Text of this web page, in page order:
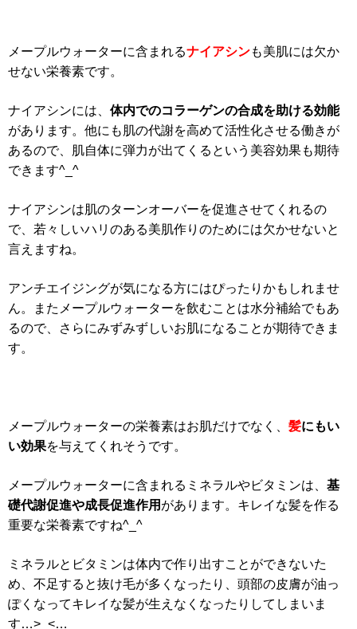
メープルウォーターに含まれるナイアシンも美肌には欠か
せない栄養素です。
ナイアシンには、 体内でのコラーゲンの合成を助ける効能
があります。他にも肌の代謝を高めて活性化させる働きが
あるので、肌自体に弾力が出てくるという美容効果も期待
できます^_^
ナイアシンは肌のターンオーバーを促進させてくれるの
で、若々しいハリのある美肌作りのためには欠かせないと
言えますね。
アンチエイジングが気になる方にはぴったりかもしれませ
ん。またメープルウォーターを飲むことは水分補給でもあ
るので、さらにみずみずしいお肌になることが期待できま
す。
メープルウォーターの栄養素はお肌だけでなく、 髪にもい
い効果を与えてくれそうです。
メープルウォーターに含まれるミネラルやビタミンは、 基
礎代謝促進や成長促進作用 があります。キレイな髪を作る
重要な栄養素ですね^_^
ミネラルとビタミンは体内で作り出すことができないた
め、不足すると抜け毛が多くなったり、頭部の皮膚が油っ
ぽくなってキレイな髪が生えなくなったりしてしまいま
す…>_<…